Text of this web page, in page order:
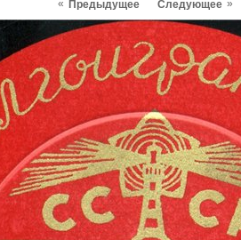
« Предыдущее Следующее »